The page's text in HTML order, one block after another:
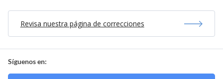
Revisa nuestra página de correcciones
Síguenos en: